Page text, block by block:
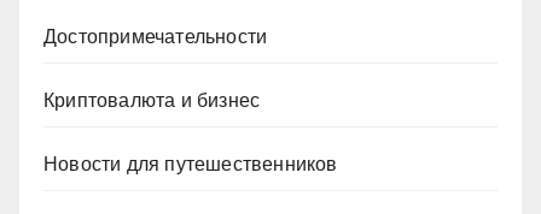
Достопримечательности
Криптовалюта и бизнес
Новости для путешественников